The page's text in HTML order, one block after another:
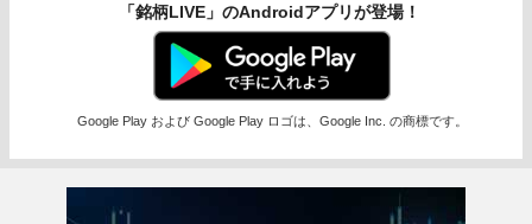
「銘柄LIVE」のAndroidアプリが登場！
Google Play および Google Play ロゴは、Google Inc. の商標です。